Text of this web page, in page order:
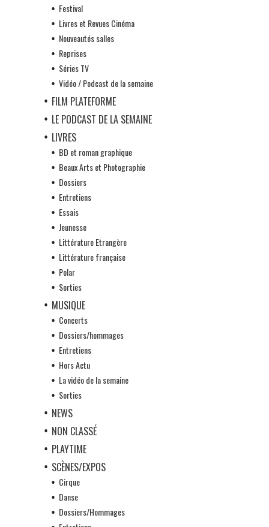
Festival
Livres et Revues Cinéma
Nouveautés salles
Reprises
Séries TV
Vidéo / Podcast de la semaine
FILM PLATEFORME
LE PODCAST DE LA SEMAINE
LIVRES
BD et roman graphique
Beaux Arts et Photographie
Dossiers
Entretiens
Essais
Jeunesse
Littérature Etrangère
Littérature française
Polar
Sorties
MUSIQUE
Concerts
Dossiers/hommages
Entretiens
Hors Actu
La vidéo de la semaine
Sorties
NEWS
NON CLASSÉ
PLAYTIME
SCÈNES/EXPOS
Cirque
Danse
Dossiers/Hommages